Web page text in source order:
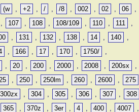
(w , +2 , / , /8 , 002 , 02 , 06
,
, 107 , 108 , 108/109 , 110 , 111
,
, 131 , 132 , 138 , 14 , 140
,
, 166 , 17 , 170 , 1750/
,
, 20 , 200 , 2000 , 2008 , 200sx
,
, 250 , 250lm , 260 , 2600 ,
275
300zx , 304 , 305 , 306 , 307 ,
308
365 , 370z , 3er , 4 , 400 , 4007
,